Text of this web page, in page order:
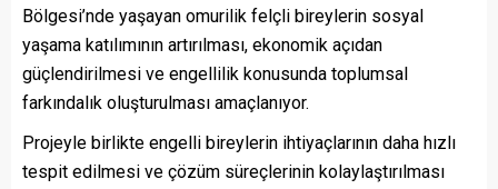
Bölgesi’nde yaşayan omurilik felçli bireylerin sosyal
yaşama katılımının artırılması, ekonomik açıdan
güçlendirilmesi ve engellilik konusunda toplumsal
farkındalık oluşturulması amaçlanıyor.
Projeyle birlikte engelli bireylerin ihtiyaçlarının daha hızlı
tespit edilmesi ve çözüm süreçlerinin kolaylaştırılması